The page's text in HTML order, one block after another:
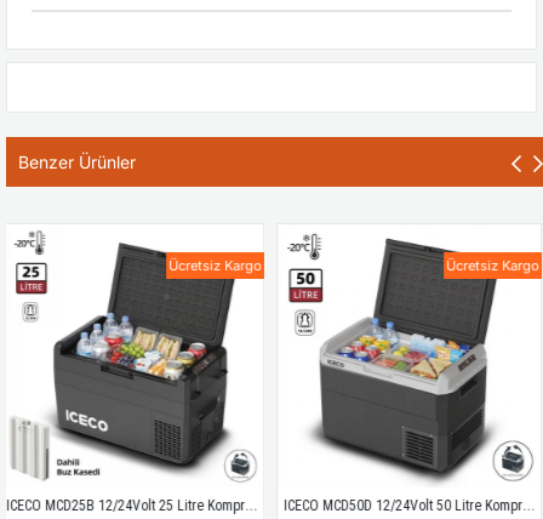
Benzer Ürünler
ICECO MCD25B 12/24Volt 25 Litre Kompresörlü Oto Buzdolabı/Dondurucu + Buz Kaseti
Ücretsiz Kargo
ICECO MCD50D 12/24Volt 50 Litre Kompresörlü Outdoor Oto Buzdolabı
Ücretsiz Kargo